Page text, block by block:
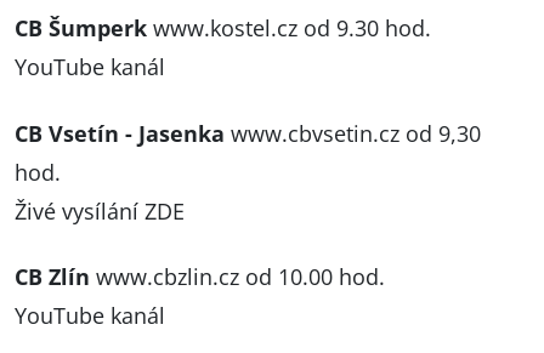
CB Šumperk www.kostel.cz od 9.30 hod.
YouTube kanál
CB Vsetín - Jasenka www.cbvsetin.cz od 9,30
hod.
Živé vysílání ZDE
CB Zlín www.cbzlin.cz od 10.00 hod.
YouTube kanál